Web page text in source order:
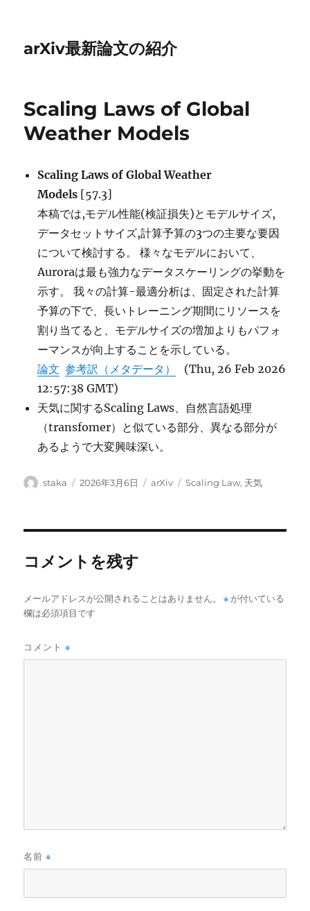
arXiv最新論文の紹介
Scaling Laws of Global
Weather Models
Scaling Laws of Global Weather
Models [57.3]
本稿では,モデル性能(検証損失)とモデルサイズ,
データセットサイズ,計算予算の3つの主要な要因
について検討する。 様々なモデルにおいて、
Auroraは最も強力なデータスケーリングの挙動を
示す。 我々の計算-最適分析は、固定された計算
予算の下で、長いトレーニング期間にリソースを
割り当てると、モデルサイズの増加よりもパフォ
ーマンスが向上することを示している。
論文 参考訳（メタデータ）
(Thu, 26 Feb 2026
12:57:38 GMT)
天気に関するScaling Laws、自然言語処理
（transfomer）と似ている部分、異なる部分が
あるようで大変興味深い。
投
staka
投
2026年3月6日
カ
arXiv
タ
Scaling Law, 天気
コメントを残す
メールアドレスが公開されることはありません。 ※ が付いている
欄は必須項目です
コメント※
名前※